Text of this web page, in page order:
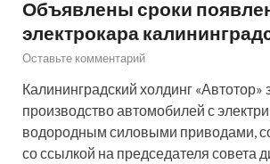
Объявлены сроки
электрокара
Оставьте комментарий
Калининградский холдинг «Автотор»
производство автомобилей с
водородным силовыми приводами,
со ссылкой на председателя совета